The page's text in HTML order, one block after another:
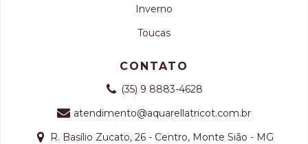
Inverno
Toucas
CONTATO
(35) 9 8883-4628
atendimento@aquarellatricot.com.br
R. Basílio Zucato, 26 - Centro, Monte Sião - MG